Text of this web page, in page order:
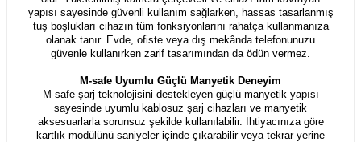
yapısı sayesinde güvenli kullanım sağlarken, hassas tasarlanmış
tuş boşlukları cihazın tüm fonksiyonlarını rahatça kullanmanıza
olanak tanır. Evde, ofiste veya dış mekânda telefonunuzu
güvenle kullanırken zarif tasarımından da ödün vermez.
M-safe Uyumlu Güçlü Manyetik Deneyim
M-safe şarj teknolojisini destekleyen güçlü manyetik yapısı
sayesinde uyumlu kablosuz şarj cihazları ve manyetik
aksesuarlarla sorunsuz şekilde kullanılabilir. İhtiyacınıza göre
kartlık modülünü saniyeler içinde çıkarabilir veya tekrar yerine